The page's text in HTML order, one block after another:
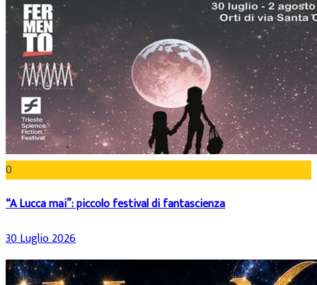
0
“A Lucca mai”: piccolo festival di fantascienza
30 Luglio 2026